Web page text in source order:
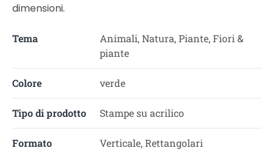
dimensioni.
Tema
Animali, Natura, Piante, Fiori &
piante
Colore verde
Tipo di prodotto Stampe su acrilico
Formato Verticale, Rettangolari